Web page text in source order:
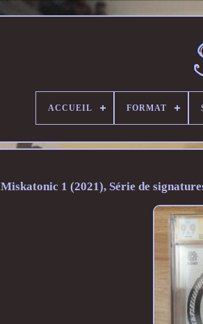
ACCUEIL FORMAT
Miskatonic 1 (2021), Série de